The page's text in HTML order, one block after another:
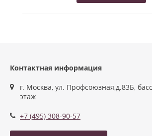
Контактная информация
г. Москва, ул. Профсоюзная,д.83Б,
этаж
+7 (495) 308-90-57